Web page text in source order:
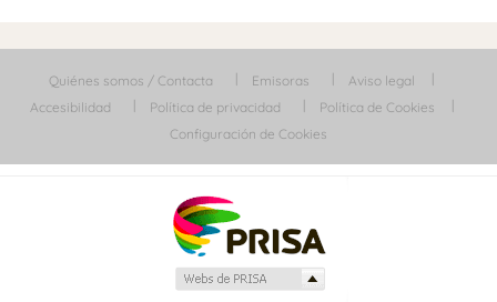
Quiénes somos / Contacta Emisoras
Aviso legal
Accesibilidad
Política de privacidad
Política de Cookies
Configuración de Cookies